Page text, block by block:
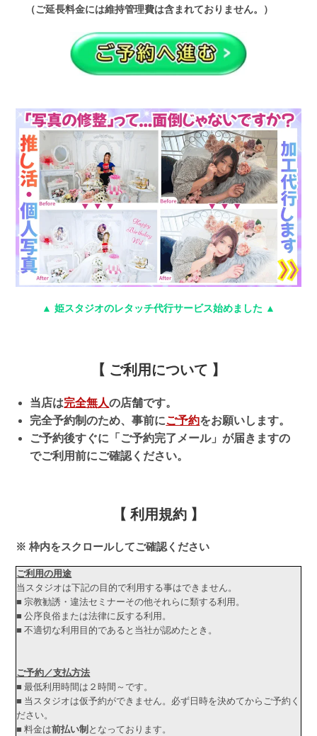
（ご延長料金には維持管理費は含まれておりません。）
▲ 姫スタジオのレタッチ代行サービス始めました ▲
【 ご利用について 】
当店は完全無人の店舗です。
完全予約制のため、事前にご予約をお願いします。
ご予約後すぐに「ご予約完了メール」が届きますの
でご利用前にご確認ください。
【 利用規約 】
※ 枠内をスクロールしてご確認ください
ご利用の用途
当スタジオは下記の目的で利用する事はできません。
■ 宗教勧誘・違法セミナーその他それらに類する利用。
■ 公序良俗または法律に反する利用。
■ 不適切な利用目的であると当社が認めたとき。
ご予約／支払方法
■ 最低利用時間は２時間～です。
■ 当スタジオは仮予約ができません。必ず日時を決めてからご予約く
ださい。
■ 料金は前払い制 となっております。